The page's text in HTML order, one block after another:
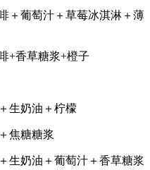
＋葡萄汁＋草莓冰淇淋＋薄
+香草糖浆+橙子
生奶油＋柠檬
焦糖糖浆
生奶油＋葡萄汁＋香草糖浆